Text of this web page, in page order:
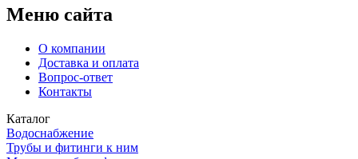
Меню сайта
О компании
Доставка и оплата
Вопрос-ответ
Контакты
Каталог
Водоснабжение
Трубы и фитинги к ним